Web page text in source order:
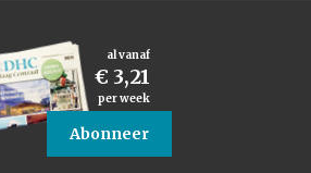
al vanaf
€ 3,21
per week
Abonneer